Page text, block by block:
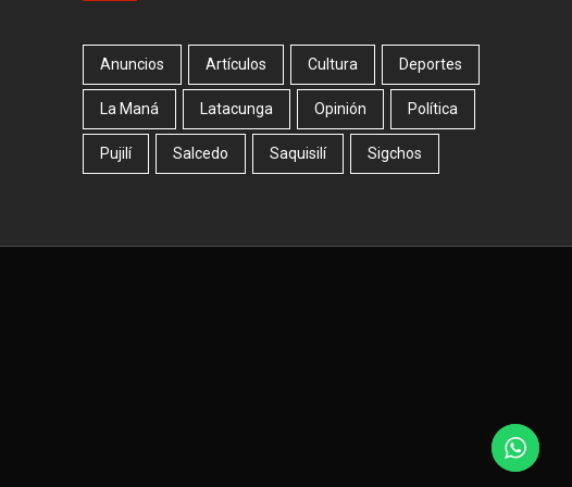
Anuncios Artículos Cultura Deportes
La Maná Latacunga Opinión Política
Pujilí Salcedo Saquisilí Sigchos